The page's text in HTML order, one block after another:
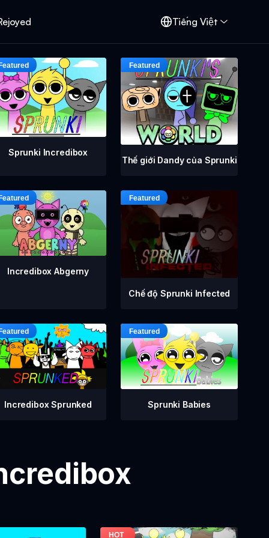
Tiếng Việt
Sprunki Incredibox
Thế giới Dandy của Sprunki
Incredibox Abgerny
Chế độ Sprunki Infected
Incredibox Sprunked Sprunki Babies